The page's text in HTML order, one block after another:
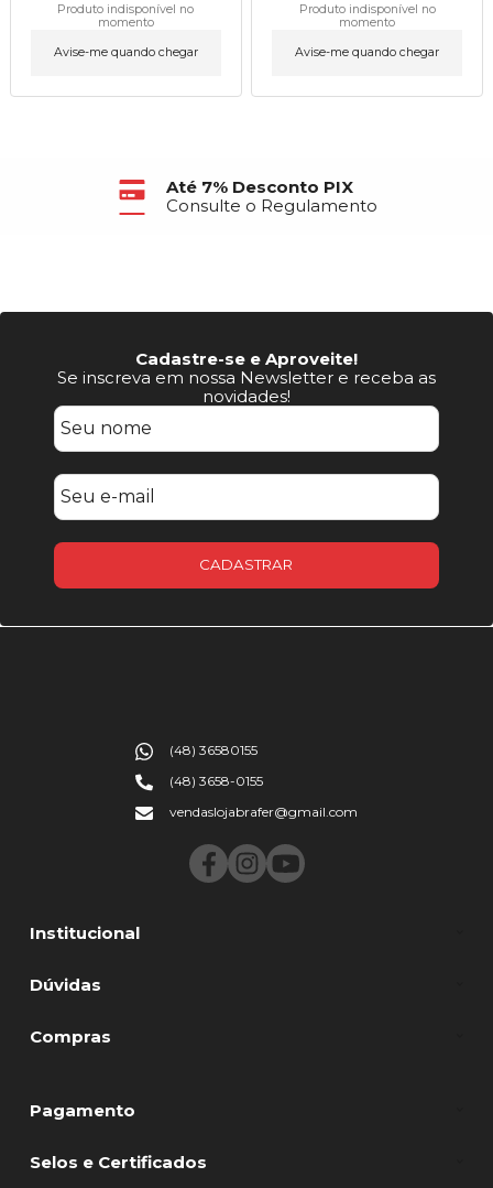
Produto indisponível no
momento
Avise-me quando chegar
Produto indisponível no
momento
Avise-me quando chegar
Até 7% Desconto PIX
Consulte o Regulamento
Cadastre-se e Aproveite!
Se inscreva em nossa Newsletter e receba as
novidades!
CADASTRAR
Institucional
Dúvidas
Compras
(48) 36580155
(48) 3658-0155
vendaslojabrafer@gmail.com
Pagamento
Selos e Certificados